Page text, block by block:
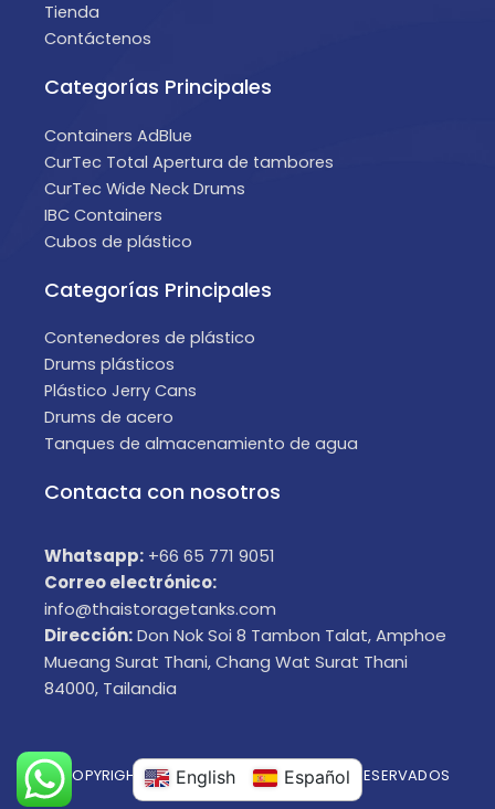
Tienda
Contáctenos
Categorías Principales
Containers AdBlue
CurTec Total Apertura de tambores
CurTec Wide Neck Drums
IBC Containers
Cubos de plástico
Categorías Principales
Contenedores de plástico
Drums plásticos
Plástico Jerry Cans
Drums de acero
Tanques de almacenamiento de agua
Contacta con nosotros
Whatsapp: +66 65 771 9051
Correo electrónico:
info@thaistoragetanks.com
Dirección:Don Nok Soi 8 Tambon Talat, Amphoe
Mueang Surat Thani, Chang Wat Surat Thani
84000, Tailandia
© COPYRIGHT 2025 TODOS LOS DERECHOS RESERVADOS
English Español